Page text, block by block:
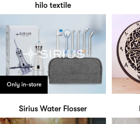
hilo textile
Only in-store
Sirius Water Flosser